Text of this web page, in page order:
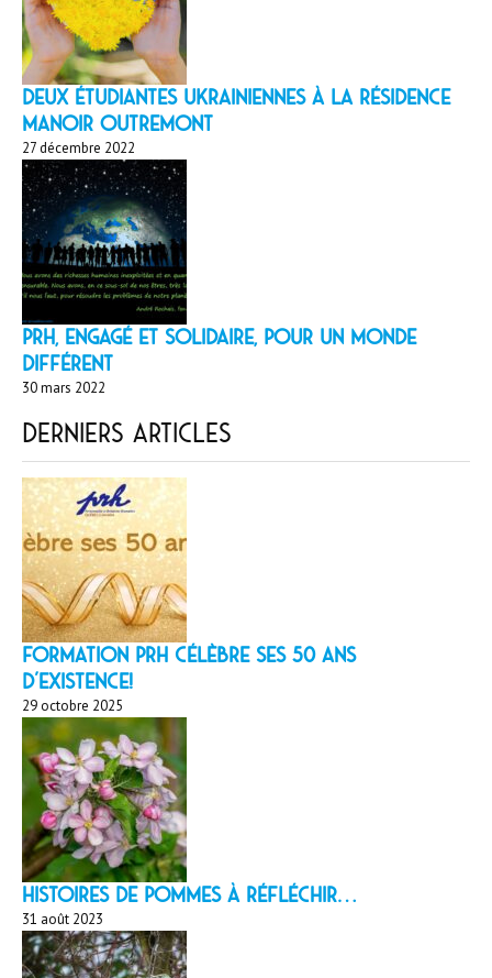
Deux étudiantes ukrainiennes à la résidence
Manoir Outremont
27 décembre 2022
PRH, engagé et solidaire, pour un monde
différent
30 mars 2022
Derniers articles
Formation PRH célèbre ses 50 ans
d’existence!
29 octobre 2025
HISTOIRES DE POMMES À réfléchir…
31 août 2023